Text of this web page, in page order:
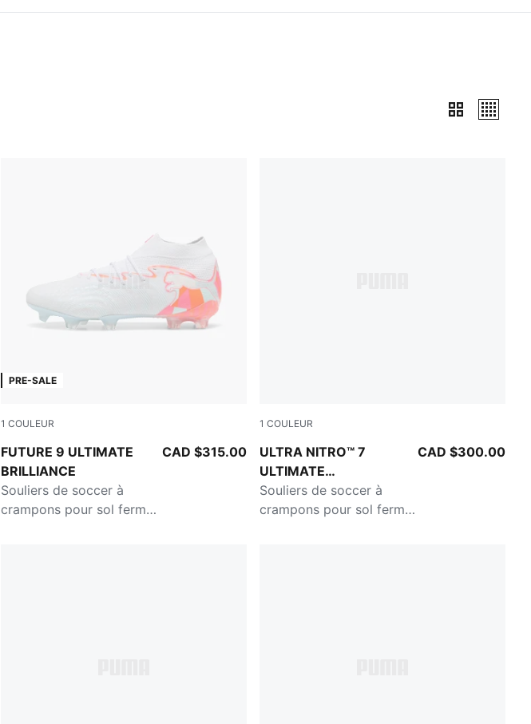
PRE-SALE
1 COULEUR
FUTURE 9 ULTIMATE
BRILLIANCE
PUMA White-Ultra Orange-Pink Alert-Light Aqua
Souliers de soccer à
crampons pour sol ferme
CAD $315.00
1 COULEUR
ULTRA NITRO™ 7
ULTIMATE
BRILLIANCE
PUMA White-Ultra Orange-Pink Alert-Light
Souliers de soccer à
crampons pour sol ferme
CAD $300.00